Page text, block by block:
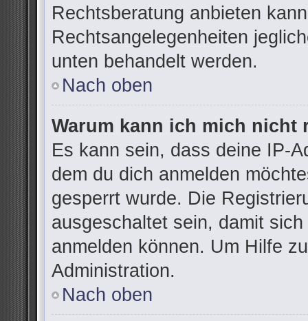
Rechtsberatung anbieten
Rechtsangelegenheiten
unten behandelt werden.
Nach oben
Warum kann ich mich nicht
Es kann sein, dass deine IP-
dem du dich anmelden
gesperrt wurde. Die
ausgeschaltet sein, damit
anmelden können. Um Hilfe
Administration.
Nach oben